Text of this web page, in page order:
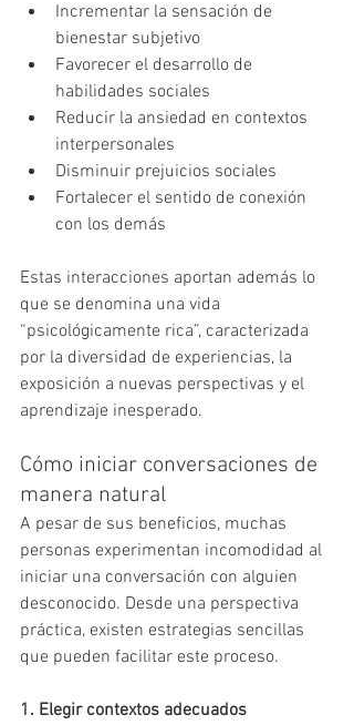
Incrementar la sensación de
bienestar subjetivo
Favorecer el desarrollo de
habilidades sociales
Reducir la ansiedad en contextos
interpersonales
Disminuir prejuicios sociales
Fortalecer el sentido de conexión
con los demás
Estas interacciones aportan además lo
que se denomina una vida
“psicológicamente rica”, caracterizada
por la diversidad de experiencias, la
exposición a nuevas perspectivas y el
aprendizaje inesperado.
Cómo iniciar conversaciones de
manera natural
A pesar de sus beneficios, muchas
personas experimentan incomodidad al
iniciar una conversación con alguien
desconocido. Desde una perspectiva
práctica, existen estrategias sencillas
que pueden facilitar este proceso.
1. Elegir contextos adecuados